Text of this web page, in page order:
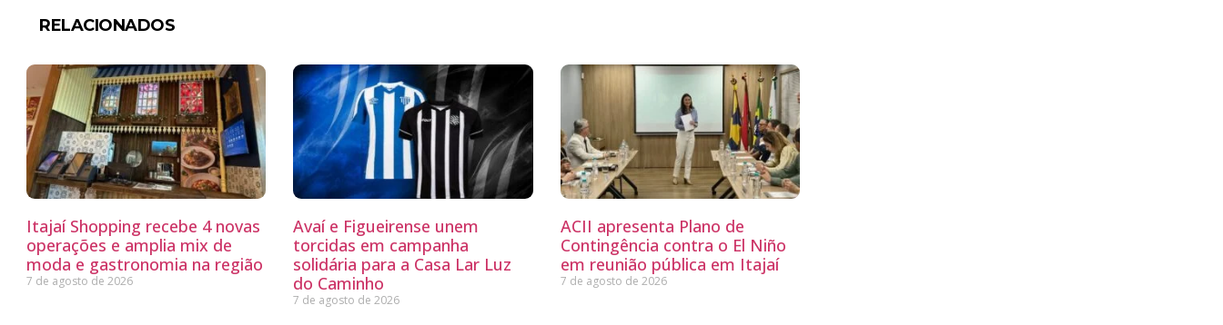
RELACIONADOS
Itajaí Shopping recebe 4 novas
operações e amplia mix de
moda e gastronomia na região
7 de agosto de 2026
Avaí e Figueirense unem
torcidas em campanha
solidária para a Casa Lar Luz
do Caminho
7 de agosto de 2026
ACII apresenta Plano de
Contingência contra o El Niño
em reunião pública em Itajaí
7 de agosto de 2026